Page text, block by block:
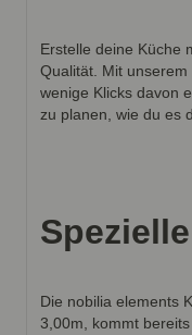
Erstelle deine Küche
Qualität. Mit
wenige Klicks davon
zu planen, wie du es
Die nobilia elements
3,00m, kommt